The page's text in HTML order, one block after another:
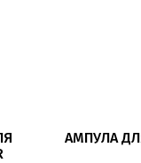
АМПУЛА